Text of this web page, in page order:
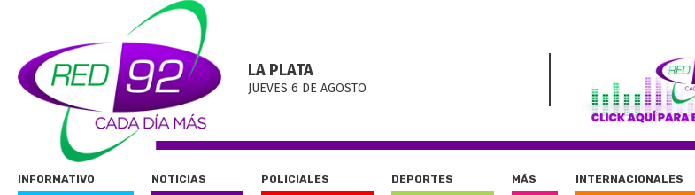
LA PLATA
JUEVES 6 DE AGOSTO
INFORMATIVO NOTICIAS POLICIALES DEPORTES MÁS INTERNACIONALES